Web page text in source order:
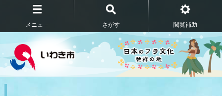
メニュ－ さがす 閲覧補助